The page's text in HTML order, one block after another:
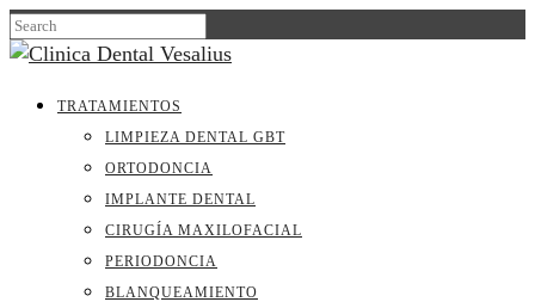
TRATAMIENTOS
LIMPIEZA DENTAL GBT
ORTODONCIA
IMPLANTE DENTAL
CIRUGÍA MAXILOFACIAL
PERIODONCIA
BLANQUEAMIENTO